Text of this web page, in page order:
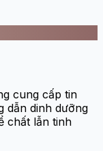
cung cấp tin
dẫn dinh dưỡng
chất lẫn tinh